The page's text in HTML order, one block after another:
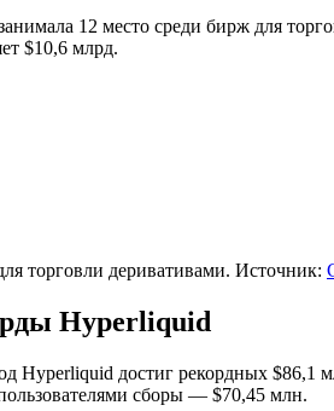
12 место среди бирж для
$10,6 млрд.
торговли деривативами. Источник:
Hyperliquid
Hyperliquid достиг рекордных $86,1
сборы — $70,45 млн.